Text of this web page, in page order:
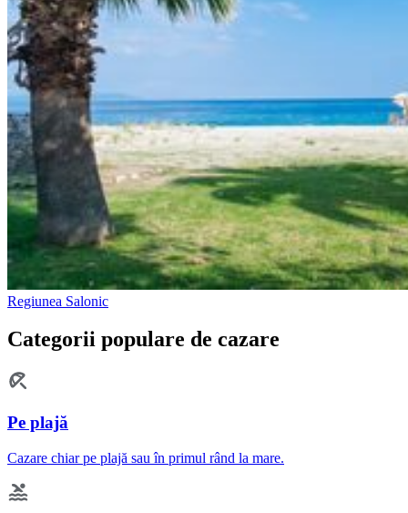
Regiunea Salonic
Categorii populare de cazare
Pe plajă
Cazare chiar pe plajă sau în primul rând la mare.